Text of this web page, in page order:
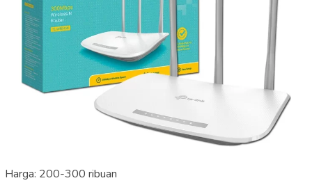
Harga: 200-300 ribuan